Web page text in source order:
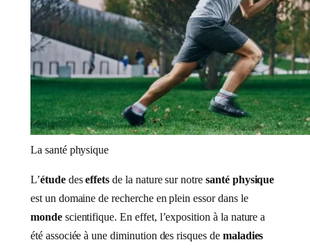
La santé physique
L’étudedeseffets de la nature sur notre santé physique
est un domaine de recherche en plein essor dans le
mondescientifique. En effet, l’exposition à la nature a
été associée à une diminution des risques de maladies